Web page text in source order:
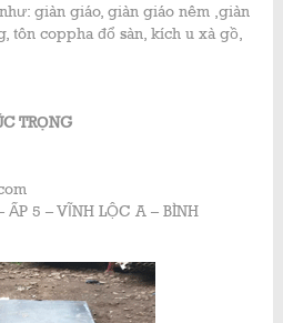
giàn giáo, giàn giáo nêm ,giàn
tôn coppha đổ sàn, kích u xà gồ,
TRỌNG
5 – VĨNH LỘC A – BÌNH